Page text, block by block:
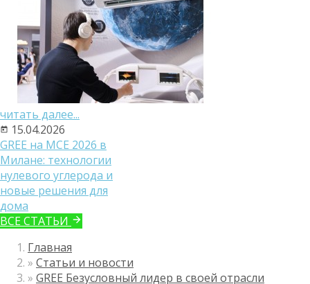
читать далее...
15.04.2026
GREE на MCE 2026 в
Милане: технологии
нулевого углерода и
новые решения для
дома
ВСЕ СТАТЬИ
Главная
» Статьи и новости
» GREE Безусловный лидер в своей отрасли